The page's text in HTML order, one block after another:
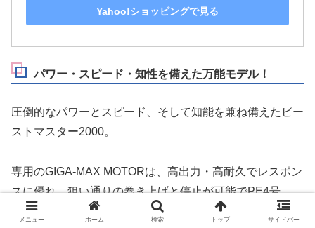
Yahoo!ショッピングで見る
パワー・スピード・知性を備えた万能モデル！
圧倒的なパワーとスピード、そして知能を兼ね備えたビー
ストマスター2000。
専用のGIGA-MAX MOTORは、高出力・高耐久でレスポン
スに優れ、狙い通りの巻き上げと停止が可能でPE4号
400mの糸巻き量で電動ジギングや落し込み、沖イカ、中
メニュー ホーム 検索 トップ サイドバー